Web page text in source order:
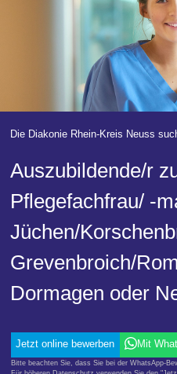
Die Diakonie Rhein-Kreis Neuss
Auszubildende/r
Pflegefachfrau/ -
Jüchen/
Grevenbroich/
Dormagen oder
Jetzt online bewerben Mit
Bitte beachten Sie, dass Sie bei der WhatsApp-